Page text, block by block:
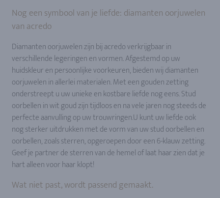
Nog een symbool van je liefde: diamanten oorjuwelen
van acredo
Diamanten oorjuwelen zijn bij acredo verkrijgbaar in
verschillende legeringen en vormen. Afgestemd op uw
huidskleur en persoonlijke voorkeuren, bieden wij diamanten
oorjuwelen in allerlei materialen. Met een gouden zetting
onderstreept u uw unieke en kostbare liefde nog eens. Stud
oorbellen in wit goud zijn tijdloos en na vele jaren nog steeds de
perfecte aanvulling op uw trouwringen.U kunt uw liefde ook
nog sterker uitdrukken met de vorm van uw stud oorbellen en
oorbellen, zoals sterren, opgeroepen door een 6-klauw zetting.
Geef je partner de sterren van de hemel of laat haar zien dat je
hart alleen voor haar klopt!
Wat niet past, wordt passend gemaakt.